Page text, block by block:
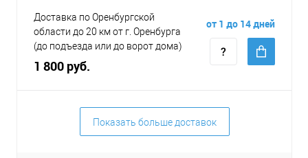
Доставка по Оренбургской
области до 20 км от г. Оренбурга
(до подъезда или до ворот дома)
1 800 руб.
от 1 до 14 дней
Показать больше доставок